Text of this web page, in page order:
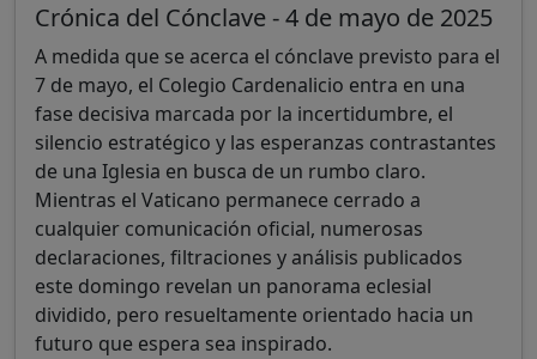
Crónica del Cónclave - 4 de mayo de 2025
A medida que se acerca el cónclave previsto para el
7 de mayo, el Colegio Cardenalicio entra en una
fase decisiva marcada por la incertidumbre, el
silencio estratégico y las esperanzas contrastantes
de una Iglesia en busca de un rumbo claro.
Mientras el Vaticano permanece cerrado a
cualquier comunicación oficial, numerosas
declaraciones, filtraciones y análisis publicados
este domingo revelan un panorama eclesial
dividido, pero resueltamente orientado hacia un
futuro que espera sea inspirado.